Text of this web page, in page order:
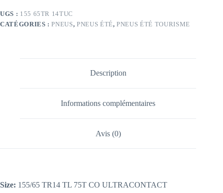
TR14
TL
UGS : 155 65TR 14TUC
CATÉGORIES :PNEUS,PNEUS ÉTÉ,PNEUS ÉTÉ TOURISME
Description
Informations complémentaires
Avis (0)
Size: 155/65 TR14 TL 75T CO ULTRACONTACT